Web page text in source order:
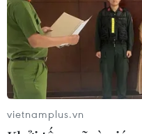
Theo dõi VietnamPlus
vietnamplus.vn